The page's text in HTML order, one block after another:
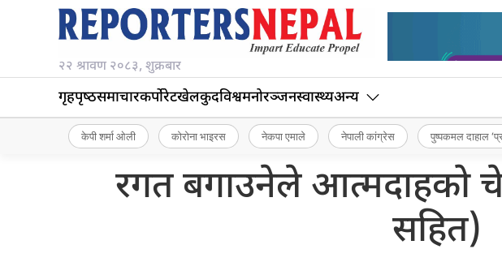
२२ श्रावण २०८३, शुक्रबार
गृहपृष्‍ठसमाचारकर्पोरेटखेलकुदविश्वमनोरञ्जनस्वास्थ्यअन्य
केपी शर्मा ओली कोरोना भाइरस नेकपा एमाले नेपाली कांग्रेस पुष्पकमल दाहाल
रगत बगाउनेले आत्मदाहको
सहित)